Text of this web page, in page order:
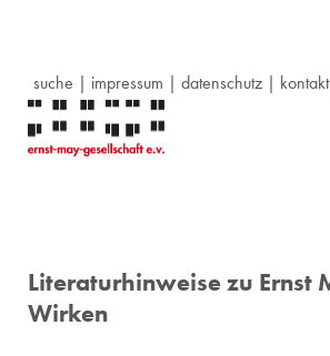
suche | impressum | datenschutz| kontakt
Literaturhinweise zu Ernst
Wirken